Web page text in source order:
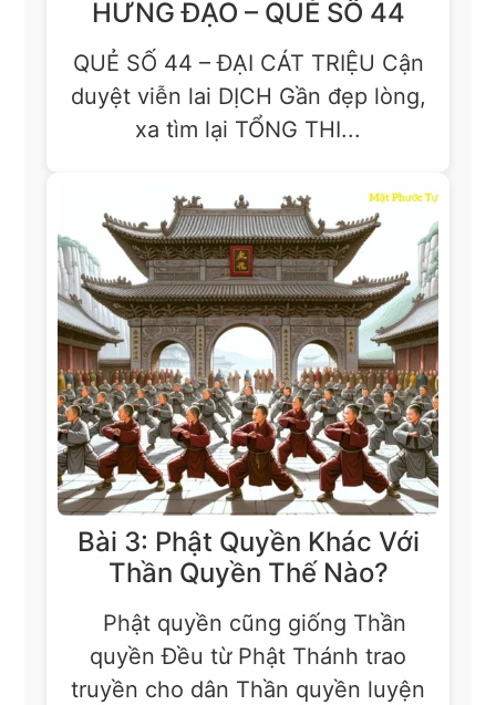
HƯNG ĐẠO – QUẺ SỐ 44
QUẺ SỐ 44 – ĐẠI CÁT TRIỆU Cận
duyệt viễn lai DỊCH Gần đẹp lòng,
xa tìm lại TỔNG THI...
Bài 3: Phật Quyền Khác Với
Thần Quyền Thế Nào?
Phật quyền cũng giống Thần
quyền Đều từ Phật Thánh trao
truyền cho dân Thần quyền luyện